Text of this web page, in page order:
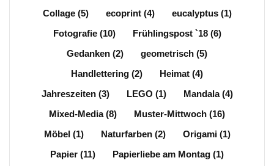
Collage(5) ecoprint(4) eucalyptus(1)
Fotografie(10) Frühlingspost `18(6)
Gedanken (2) geometrisch (5)
Handlettering (2) Heimat (4)
Jahreszeiten(3) LEGO (1) Mandala(4)
Mixed-Media(8) Muster-Mittwoch (16)
Möbel(1) Naturfarben(2) Origami(1)
Papier (11) Papierliebe am Montag (1)